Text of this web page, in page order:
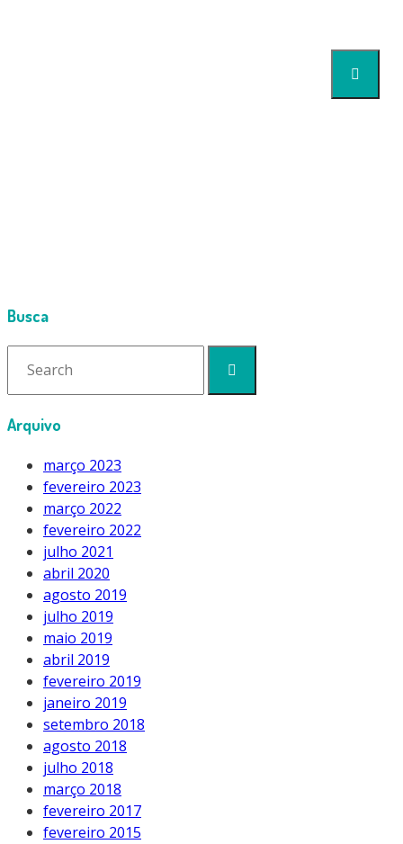
Busca
Arquivo
março 2023
fevereiro 2023
março 2022
fevereiro 2022
julho 2021
abril 2020
agosto 2019
julho 2019
maio 2019
abril 2019
fevereiro 2019
janeiro 2019
setembro 2018
agosto 2018
julho 2018
março 2018
fevereiro 2017
fevereiro 2015